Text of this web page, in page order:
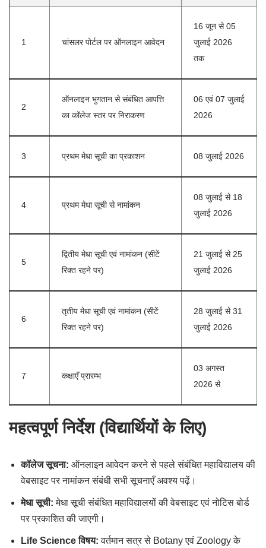
1 चांसलर पोर्टल पर ऑनलाइन आवेदन
16 जून से 05
जुलाई 2026
तक
2
ऑनलाइन भुगतान से संबंधित आपत्ति
का कॉलेज स्तर पर निराकरण
06 एवं 07 जुलाई
2026
3 प्रथम मेधा सूची का प्रकाशन 08 जुलाई 2026
4 प्रथम मेधा सूची से नामांकन
08 जुलाई से 18
जुलाई 2026
5
द्वितीय मेधा सूची एवं नामांकन (सीटें
रिक्त रहने पर)
21 जुलाई से 25
जुलाई 2026
6
तृतीय मेधा सूची एवं नामांकन (सीटें
रिक्त रहने पर)
28 जुलाई से 31
जुलाई 2026
7 कक्षाएँ प्रारम्भ
03 अगस्त
2026 से
महत्वपूर्ण निर्देश (विद्यार्थियों के लिए)
कॉलेज सूचना: ऑनलाइन आवेदन करने से पहले संबंधित महाविद्यालय की
वेबसाइट पर नामांकन संबंधी सभी सूचनाएँ अवश्य पढ़ें।
मेधा सूची: मेधा सूची संबंधित महाविद्यालयों की वेबसाइट एवं नोटिस बोर्ड
पर प्रकाशित की जाएगी।
Life Science विषय: वर्तमान सत्र से Botany एवं Zoology के